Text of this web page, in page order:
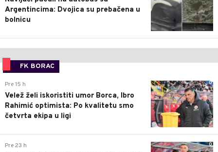
Argentincima: Dvojica su prebačena u
bolnicu
FK BORAC
0
Pre 15 h
Velež želi iskoristiti umor Borca, Ibro
Rahimić optimista: Po kvalitetu smo
četvrta ekipa u ligi
0
Pre 23 h